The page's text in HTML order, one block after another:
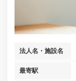
法人名・施設名
最寄駅